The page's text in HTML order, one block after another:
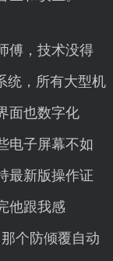
傅，技术没得
统，所有大型机
面也数字化
电子屏幕不如
最新版操作证
他跟我感
个防倾覆自动